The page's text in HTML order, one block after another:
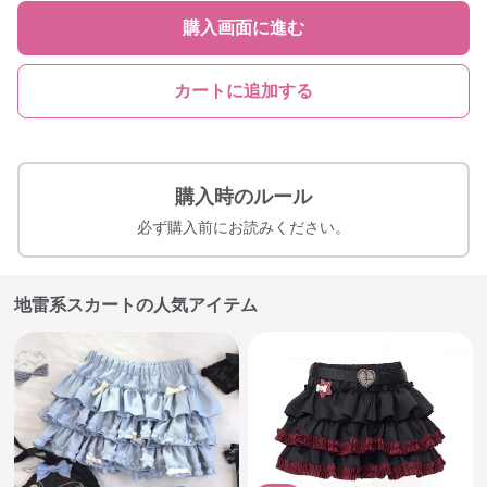
購入画面に進む
カートに追加する
購入時のルール
必ず購入前にお読みください。
地雷系スカートの人気アイテム